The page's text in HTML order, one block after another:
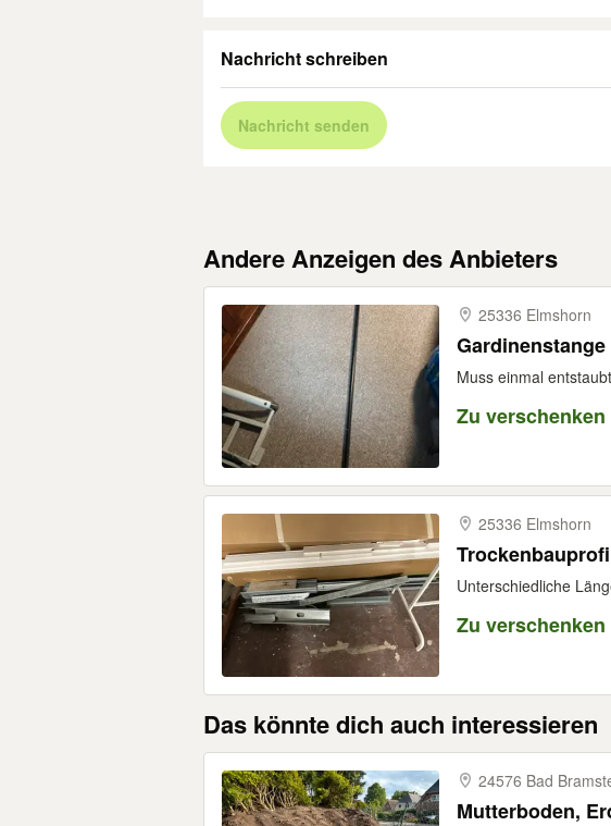
Nachricht schreiben
Nachricht senden
Andere Anzeigen des Anbieters
25336 Elmshorn
Gardinenstange
Muss einmal
Zu verschenken
25336 Elmshorn
Unterschiedliche
Zu verschenken
Das könnte dich auch interessieren
24576 Bad
Mutterboden,